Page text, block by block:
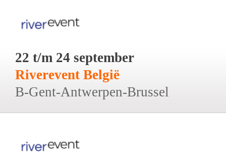
22 t/m 24 september
Riverevent België
B-Gent-Antwerpen-Brussel